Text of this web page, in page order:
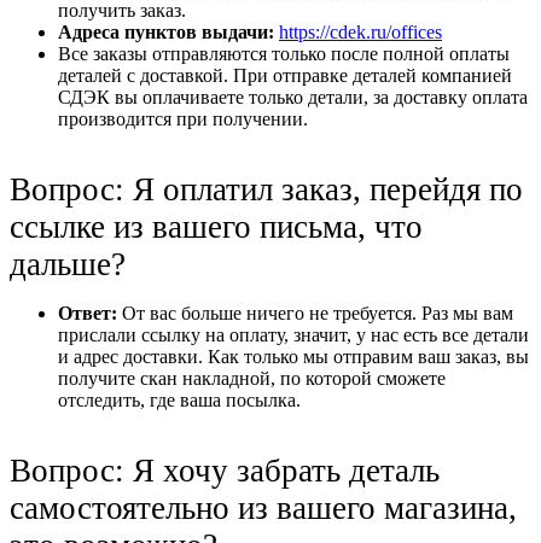
получить заказ.
Адреса пунктов выдачи: https://cdek.ru/offices
Все заказы отправляются только после полной оплаты
деталей с доставкой. При отправке деталей компанией
СДЭК вы оплачиваете только детали, за доставку оплата
производится при получении.
Вопрос: Я оплатил заказ, перейдя по
ссылке из вашего письма, что
дальше?
Ответ: От вас больше ничего не требуется. Раз мы вам
прислали ссылку на оплату, значит, у нас есть все детали
и адрес доставки. Как только мы отправим ваш заказ, вы
получите скан накладной, по которой сможете
отследить, где ваша посылка.
Вопрос: Я хочу забрать деталь
самостоятельно из вашего магазина,